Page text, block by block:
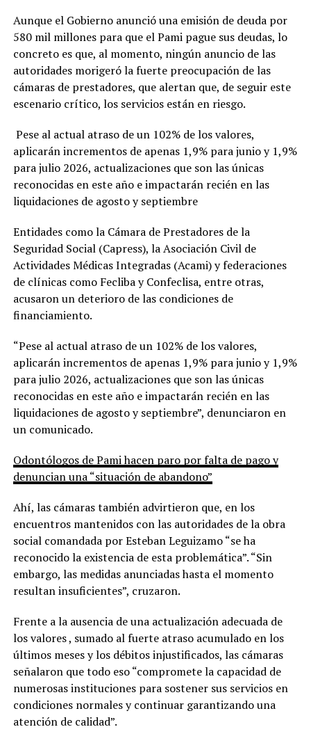
Aunque el Gobierno anunció una emisión de deuda por
580 mil millones para que el Pami pague sus deudas, lo
concreto es que, al momento, ningún anuncio de las
autoridades morigeró la fuerte preocupación de las
cámaras de prestadores, que alertan que, de seguir este
escenario crítico, los servicios están en riesgo.
Pese al actual atraso de un 102% de los valores,
aplicarán incrementos de apenas 1,9% para junio y 1,9%
para julio 2026, actualizaciones que son las únicas
reconocidas en este año e impactarán recién en las
liquidaciones de agosto y septiembre
Entidades como la Cámara de Prestadores de la
Seguridad Social (Capress), la Asociación Civil de
Actividades Médicas Integradas (Acami) y federaciones
de clínicas como Fecliba y Confeclisa, entre otras,
acusaron un deterioro de las condiciones de
financiamiento.
“Pese al actual atraso de un 102% de los valores,
aplicarán incrementos de apenas 1,9% para junio y 1,9%
para julio 2026, actualizaciones que son las únicas
reconocidas en este año e impactarán recién en las
liquidaciones de agosto y septiembre”, denunciaron en
un comunicado.
Odontólogos de Pami hacen paro por falta de pago y
denuncian una “situación de abandono”
Ahí, las cámaras también advirtieron que, en los
encuentros mantenidos con las autoridades de la obra
social comandada por Esteban Leguizamo “se ha
reconocido la existencia de esta problemática”. “Sin
embargo, las medidas anunciadas hasta el momento
resultan insuficientes”, cruzaron.
Frente a la ausencia de una actualización adecuada de
los valores , sumado al fuerte atraso acumulado en los
últimos meses y los débitos injustificados, las cámaras
señalaron que todo eso “compromete la capacidad de
numerosas instituciones para sostener sus servicios en
condiciones normales y continuar garantizando una
atención de calidad”.